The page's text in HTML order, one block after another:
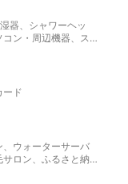
器、シャワーヘッ
ン・周辺機器、スマ
ード
ウォーターサーバ
ロン、ふるさと納税